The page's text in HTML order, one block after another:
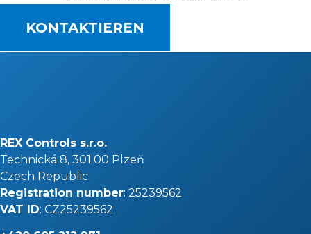
KONTAKTIEREN
REX Controls s.r.o.
Technická 8, 301 00 Plzeň
Czech Republic
Registration number: 25239562
VAT ID: CZ25239562